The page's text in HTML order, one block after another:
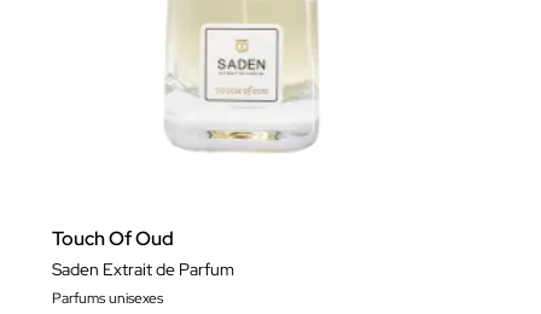
Touch Of Oud
Saden Extrait de Parfum
Parfums unisexes